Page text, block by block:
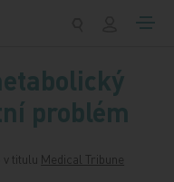
problém
v titulu Medical Tribune